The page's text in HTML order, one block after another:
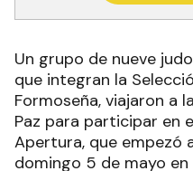
Un grupo de nueve
que integran la
Formoseña, viajaron a
Paz para participar en
Apertura, que empezó
domingo 5 de mayo